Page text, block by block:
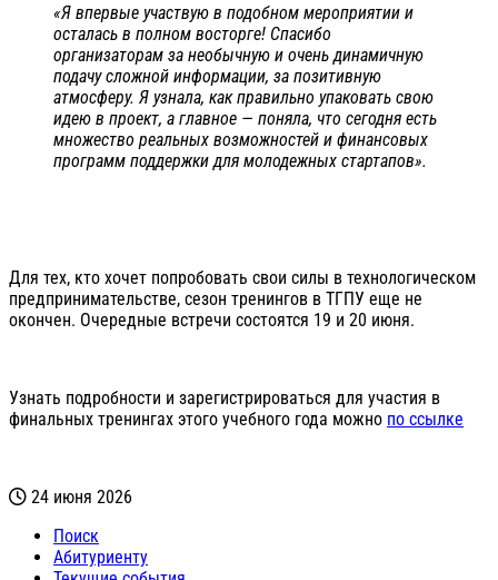
«Я впервые участвую в подобном мероприятии и
осталась в полном восторге! Спасибо
организаторам за необычную и очень динамичную
подачу сложной информации, за позитивную
атмосферу. Я узнала, как правильно упаковать свою
идею в проект, а главное — поняла, что сегодня есть
множество реальных возможностей и финансовых
программ поддержки для молодежных стартапов».
Для тех, кто хочет попробовать свои силы в технологическом
предпринимательстве, сезон тренингов в ТГПУ еще не
окончен. Очередные встречи состоятся 19 и 20 июня.
Узнать подробности и зарегистрироваться для участия в
финальных тренингах этого учебного года можно по ссылке
24 июня 2026
Поиск
Абитуриенту